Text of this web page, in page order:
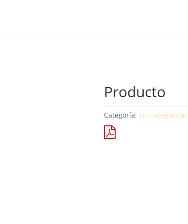
Producto
Categoría: Sin categorizar